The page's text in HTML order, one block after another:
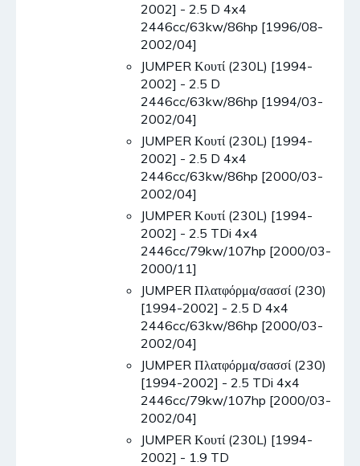
2002] - 2.5 D 4x4
2446cc/63kw/86hp [1996/08-
2002/04]
JUMPER Κουτί (230L) [1994-
2002] - 2.5 D
2446cc/63kw/86hp [1994/03-
2002/04]
JUMPER Κουτί (230L) [1994-
2002] - 2.5 D 4x4
2446cc/63kw/86hp [2000/03-
2002/04]
JUMPER Κουτί (230L) [1994-
2002] - 2.5 TDi 4x4
2446cc/79kw/107hp [2000/03-
2000/11]
JUMPER Πλατφόρμα/σασσί (230)
[1994-2002] - 2.5 D 4x4
2446cc/63kw/86hp [2000/03-
2002/04]
JUMPER Πλατφόρμα/σασσί (230)
[1994-2002] - 2.5 TDi 4x4
2446cc/79kw/107hp [2000/03-
2002/04]
JUMPER Κουτί (230L) [1994-
2002] - 1.9 TD